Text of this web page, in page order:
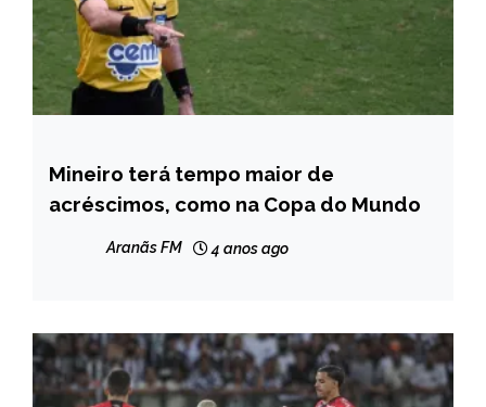
ESPORTES
NOTÍCIAS
Mineiro terá tempo maior de
acréscimos, como na Copa do Mundo
Aranãs FM 4 anos ago